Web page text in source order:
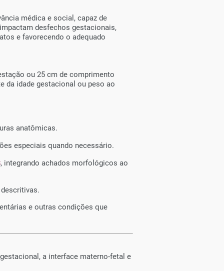
médica e social, capaz de
desfechos gestacionais,
e favorecendo o adequado
ou 25 cm de comprimento
da idade gestacional ou peso ao
anatômicas.
especiais quando necessário.
, integrando achados morfológicos ao
e outras condições que
a interface materno-fetal e